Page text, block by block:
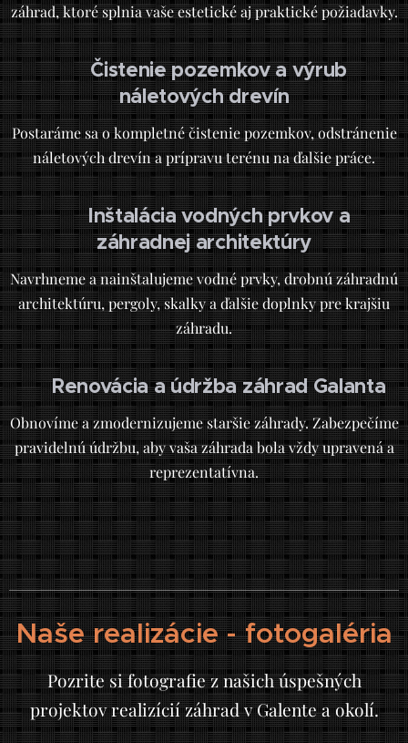
záhrad, ktoré splnia vaše estetické aj praktické požiadavky.
🧹Čistenie pozemkov a výrub
náletových drevín
Postaráme sa o kompletné čistenie pozemkov, odstránenie
náletových drevín a prípravu terénu na ďalšie práce.
💦Inštalácia vodných prvkov a
záhradnej architektúry
Navrhneme a nainštalujeme vodné prvky, drobnú záhradnú
architektúru, pergoly, skalky a ďalšie doplnky pre krajšiu
záhradu.
🔄Renovácia a údržba záhrad Galanta
Obnovíme a zmodernizujeme staršie záhrady. Zabezpečíme
pravidelnú údržbu, aby vaša záhrada bola vždy upravená a
reprezentatívna.
Naše realizácie - fotogaléria
Pozrite si fotografie z našich úspešných
projektov realizícií záhrad v Galente a okolí.